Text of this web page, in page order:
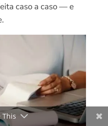
caso a caso — e
This